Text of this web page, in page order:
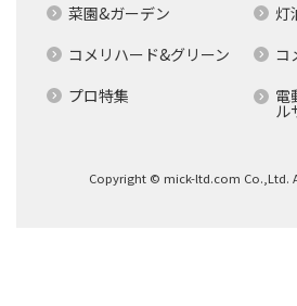
菜園&ガーデン
灯
コメリハード&グリーン
コ
プロ特集
電
ル
Copyright © mick-ltd.com Co.,Ltd.